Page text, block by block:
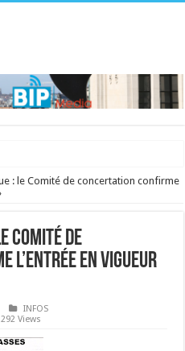
: le Comité de concertation confirme
Comité de
l’entrée en vigueur
INFOS
Views